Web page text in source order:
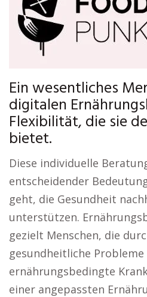
Ein wesentliches
digitalen
Flexibilität, die sie
bietet.
Diese individuelle
entscheidender
geht, die Gesundheit
unterstützen.
gezielt Menschen, die
gesundheitliche
ernährungsbedingte
einer angepassten